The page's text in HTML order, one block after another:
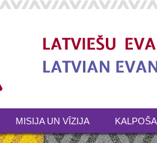
MISIJA UN VĪZIJA